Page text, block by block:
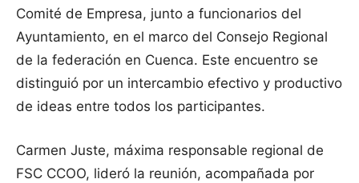
Comité de Empresa, junto a funcionarios del
Ayuntamiento, en el marco del Consejo Regional
de la federación en Cuenca. Este encuentro se
distinguió por un intercambio efectivo y productivo
de ideas entre todos los participantes.
Carmen Juste, máxima responsable regional de
FSC CCOO, lideró la reunión, acompañada por